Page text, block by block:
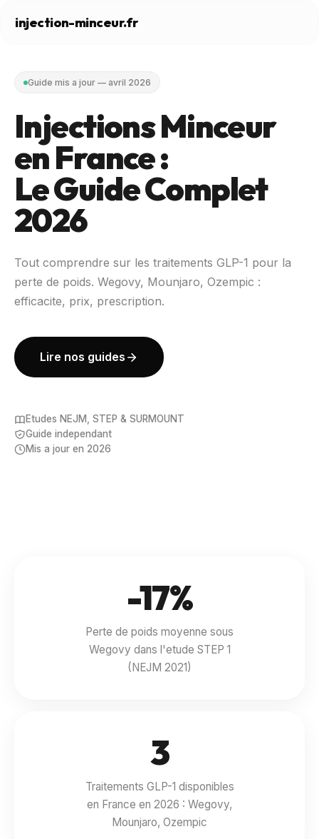
injection-minceur.fr
Guide mis a jour — avril 2026
Injections Minceur
en France :
Le Guide Complet
2026
Tout comprendre sur les traitements GLP-1 pour la
perte de poids. Wegovy, Mounjaro, Ozempic :
efficacite, prix, prescription.
Lire nos guides
Etudes NEJM, STEP & SURMOUNT
Guide independant
Mis a jour en 2026
-17%
Perte de poids moyenne sous
Wegovy dans l'etude STEP 1
(NEJM 2021)
3
Traitements GLP-1 disponibles
en France en 2026 : Wegovy,
Mounjaro, Ozempic